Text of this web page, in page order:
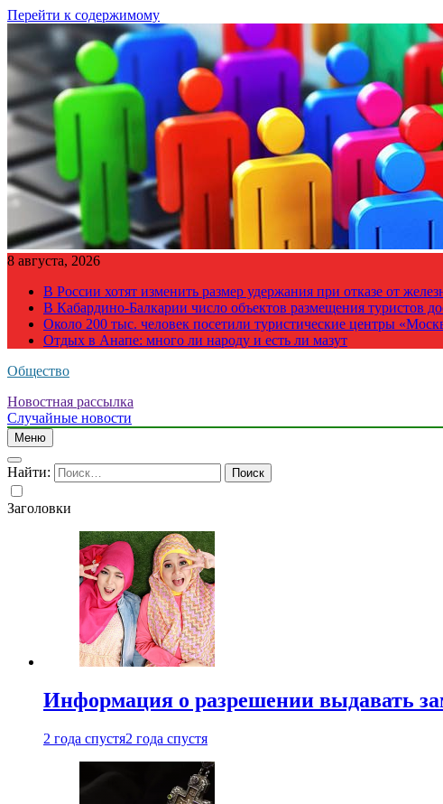
Перейти к содержимому
8 августа, 2026
В России хотят изменить размер удержания при отказе от
В Кабардино-Балкарии число объектов размещения туристов
Около 200 тыс. человек посетили туристические центры
Отдых в Анапе: много ли народу и есть ли мазут
Общество
Новостная рассылка
Случайные новости
Меню
Найти:
Заголовки
Информация о разрешении выдавать
2 года спустя2 года спустя